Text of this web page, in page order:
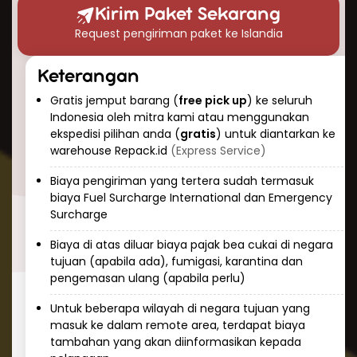
waktu pengiriman paket ke Islandia?” Berikut
perkiraan waktu pengiriman udara yang dapat
Anda harapkan:
Pengiriman ekspres: 3-5 hari kerja
Pengiriman standar: 5-7 hari kerja
Keunggulan pengiriman udara adalah
konsistensi dan prediktabilitas. Tim Repack.id
selalu memantau paket Anda selama
perjalanan dan memberikan informasi
pelacakan real-time sehingga Anda dapat
mengetahui status pengiriman kapan saja.
Cara Kirim Dokumen ke Islandia
dengan Aman
Mengirim dokumen penting ke Islandia
membutuhkan penanganan khusus dan
keamanan tinggi. Repack.id menawarkan
layanan khusus untuk pengiriman dokumen ke
Kirim Paket Sekarang
Request pengiriman paket ke Islandia
Keterangan
Gratis jemput barang (free pick up) ke seluruh
Indonesia oleh mitra kami atau menggunakan
ekspedisi pilihan anda (gratis) untuk diantarkan ke
warehouse Repack.id (Express Service)
Biaya pengiriman yang tertera sudah termasuk
biaya Fuel Surcharge International dan Emergency
Surcharge
Biaya di atas diluar biaya pajak bea cukai di negara
tujuan (apabila ada), fumigasi, karantina dan
pengemasan ulang (apabila perlu)
Untuk beberapa wilayah di negara tujuan yang
masuk ke dalam remote area, terdapat biaya
tambahan yang akan diinformasikan kepada